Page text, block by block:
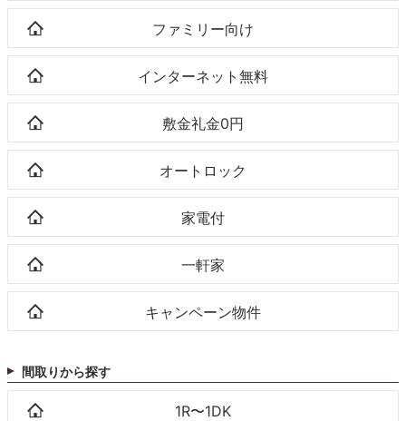
ファミリー向け
インターネット無料
敷金礼金0円
オートロック
家電付
一軒家
キャンペーン物件
間取りから探す
1R〜1DK